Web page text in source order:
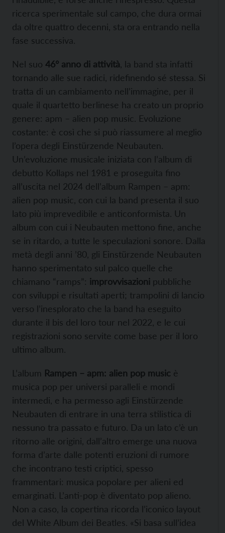
ricerca sperimentale sul campo, che dura ormai
da oltre quattro decenni, sta ora entrando nella
fase successiva.
Nel suo 46° anno di attività , la band sta infatti
tornando alle sue radici, ridefinendo sé stessa. Si
tratta di un cambiamento nell’immagine, per il
quale il quartetto berlinese ha creato un proprio
genere: apm – alien pop music. Evoluzione
costante: è così che si può riassumere al meglio
l’opera degli Einstürzende Neubauten.
Un’evoluzione musicale iniziata con l’album di
debutto Kollaps nel 1981 e proseguita fino
all’uscita nel 2024 dell’album Rampen – apm:
alien pop music, con cui la band presenta il suo
lato più imprevedibile e anticonformista. Un
album con cui i Neubauten mettono fine, anche
se in ritardo, a tutte le speculazioni sonore. Dalla
metà degli anni ’80, gli Einstürzende Neubauten
hanno sperimentato sul palco quelle che
chiamano “ramps”: improvvisazioni pubbliche
con sviluppi e risultati aperti; trampolini di lancio
verso l’inesplorato che la band ha eseguito
durante il bis del loro tour nel 2022, e le cui
registrazioni sono servite come base per il loro
ultimo album.
L’album Rampen – apm: alien pop music è
musica pop per universi paralleli e mondi
intermedi, e ha permesso agli Einstürzende
Neubauten di entrare in una terra stilistica di
nessuno tra passato e futuro. Da un lato c’è un
ritorno alle origini, dall’altro emerge una nuova
forma d’arte dalle potenti eruzioni di rumore
che incontrano testi criptici, spesso
frammentari: musica popolare per alieni ed
emarginati. L’anti-pop è diventato pop alieno.
Non a caso, la copertina ricorda l’iconico layout
del White Album dei Beatles. «Si basa sull’idea